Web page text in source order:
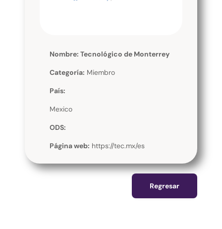
Nombre: Tecnológico de Monterrey
Categoría: Miembro
País:
Mexico
ODS:
Página web: https://tec.mx/es
Regresar